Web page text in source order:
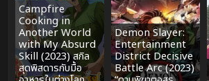
Campfire
Cooking in
Another World
with My Absurd
Skill (2023) สกิล
สุดพิสดารกับมื้อ
Demon Slayer:
Entertainment
District Decisive
Battle Arc (2023)